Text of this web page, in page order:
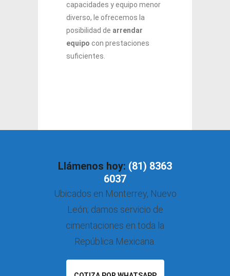
capacidades y equipo menor
diverso, le ofrecemos la
posibilidad de arrendar
equipo con prestaciones
suficientes.
Llámenos hoy: (81) 8363
6037
Ubicados en Monterrey, Nuevo
León; damos servicio de
cimentaciones en toda la
República Mexicana.